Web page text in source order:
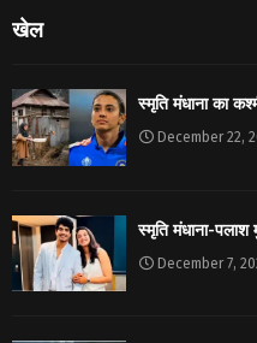
खेल
स्मृति मंधाना का
December 22,
स्मृति मंधाना-पलाश
December 7,